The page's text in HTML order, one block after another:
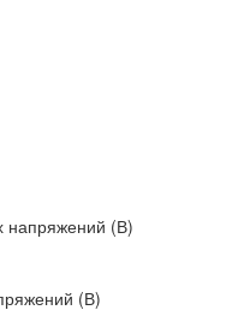
напряжений (В)
(В)